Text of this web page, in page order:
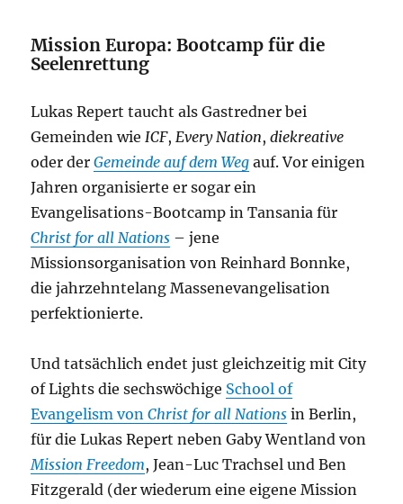
Mission Europa: Bootcamp für die
Seelenrettung
Lukas Repert taucht als Gastredner bei
Gemeinden wie ICF, Every Nation,diekreative
oder derGemeinde auf dem Weg auf. Vor einigen
Jahren organisierte er sogar ein
Evangelisations-Bootcamp in Tansania für
Christ for all Nations – jene
Missionsorganisation von Reinhard Bonnke,
die jahrzehntelang Massenevangelisation
perfektionierte.
Und tatsächlich endet just gleichzeitig mit City
of Lights die sechswöchige School of
Evangelism vonChrist for all Nations in Berlin,
für die Lukas Repert neben Gaby Wentland von
Mission Freedom, Jean-Luc Trachsel und Ben
Fitzgerald (der wiederum eine eigene Mission